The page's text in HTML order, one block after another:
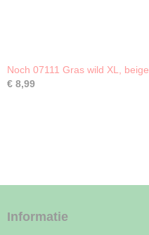
Noch 07111 Gras wild XL, beige
€ 8,99
Informatie